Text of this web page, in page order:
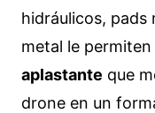
hidráulicos, pads
metal le
aplastante que
drone en un